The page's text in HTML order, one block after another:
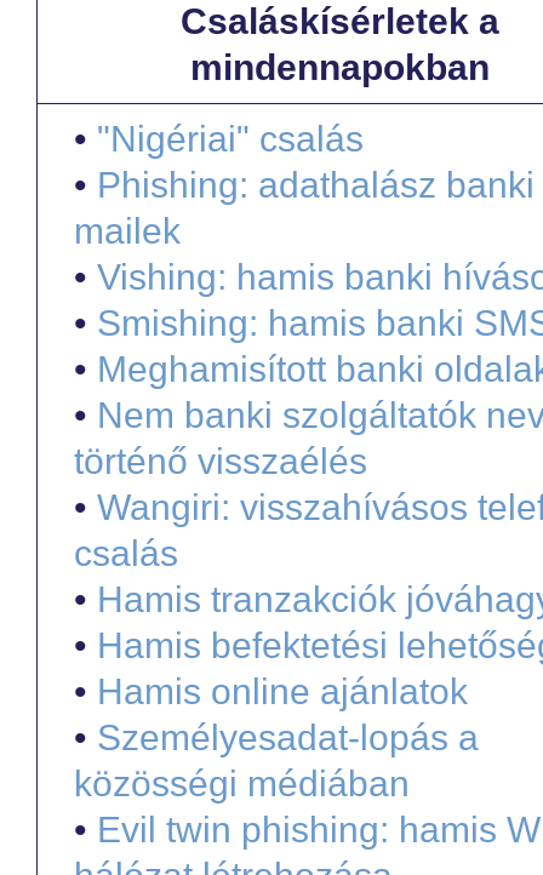
Csaláskísérletek a
mindennapokban
• "Nigériai" csalás
• Phishing: adathalász banki
mailek
• Vishing: hamis banki
• Smishing: hamis banki
• Meghamisított banki
• Nem banki szolgáltatók
történő visszaélés
• Wangiri: visszahívásos
csalás
• Hamis tranzakciók
• Hamis befektetési
• Hamis online ajánlatok
• Személyesadat-lopás a
közösségi médiában
• Evil twin phishing: hamis